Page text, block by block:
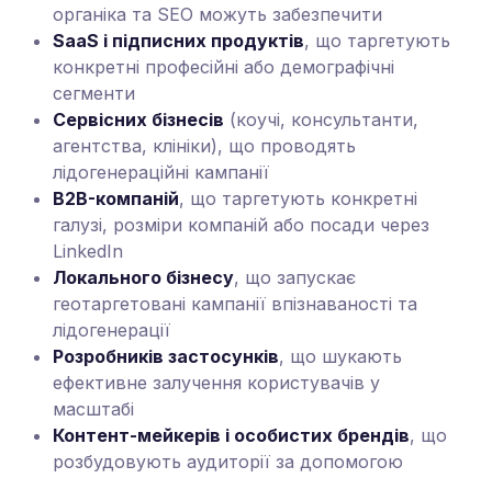
органіка та SEO можуть забезпечити
SaaS і підписних продуктів, що таргетують
конкретні професійні або демографічні
сегменти
Сервісних бізнесів (коучі, консультанти,
агентства, клініки), що проводять
лідогенераційні кампанії
B2B-компаній, що таргетують конкретні
галузі, розміри компаній або посади через
LinkedIn
Локального бізнесу, що запускає
геотаргетовані кампанії впізнаваності та
лідогенерації
Розробників застосунків, що шукають
ефективне залучення користувачів у
масштабі
Контент-мейкерів і особистих брендів, що
розбудовують аудиторії за допомогою